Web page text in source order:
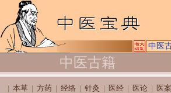
中医
中医古籍
本草 方药 经络 针灸 医经 医论 医案